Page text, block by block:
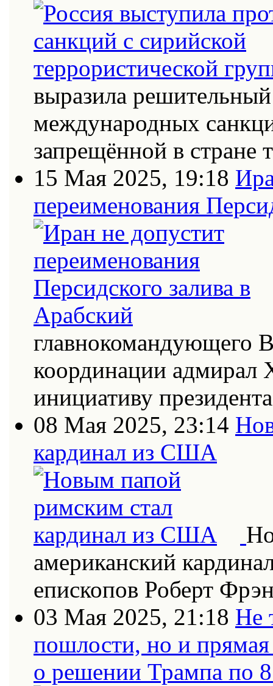
выразила
международных
запрещённой в стране
15 Мая 2025, 19:18
переименования
главнокомандующего
координации адмирал
инициативу
08 Мая 2025, 23:14
кардинал из США
американский
епископов Роберт
03 Мая 2025, 21:18 Не
пошлости, но и
о решении Трампа по